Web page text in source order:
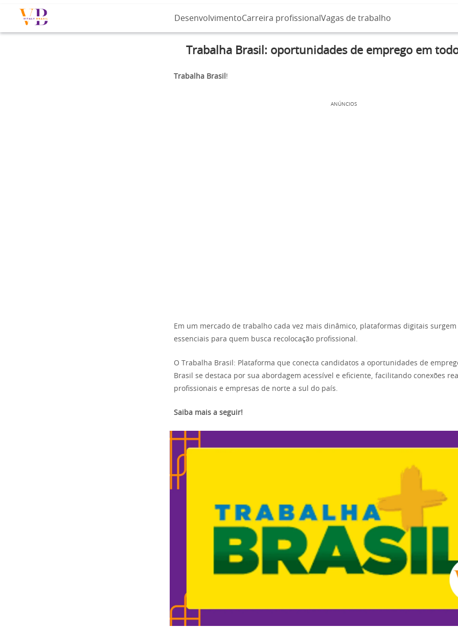
DesenvolvimentoCarreira profissionalVagas de trabalho
Trabalha Brasil: oportunidades de emprego em
Trabalha Brasil !
ANÚNCIOS
Em um mercado de trabalho cada vez mais dinâmico, plataformas digitais surgem
essenciais para quem busca recolocação profissional.
O Trabalha Brasil: Plataforma que conecta candidatos a oportunidades de
Brasil se destaca por sua abordagem acessível e eficiente, facilitando conexões
profissionais e empresas de norte a sul do país.
Saiba mais a seguir!